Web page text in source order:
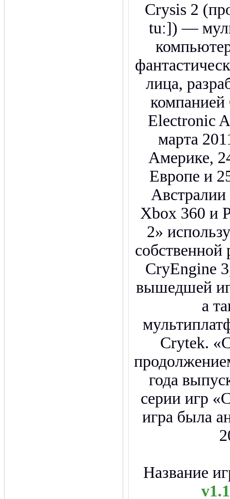
Crysis 2
tuː]) —
лица,
Electronic
марта
Америке,
Европе и
Xbox 360 и
2»
CryEngine
вышедшей
а
Crytek.
года
серии игр
игра была
Название